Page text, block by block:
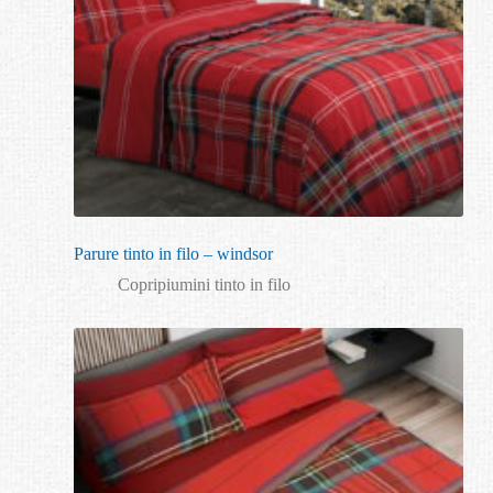
Parure tinto in filo – windsor
Copripiumini tinto in filo